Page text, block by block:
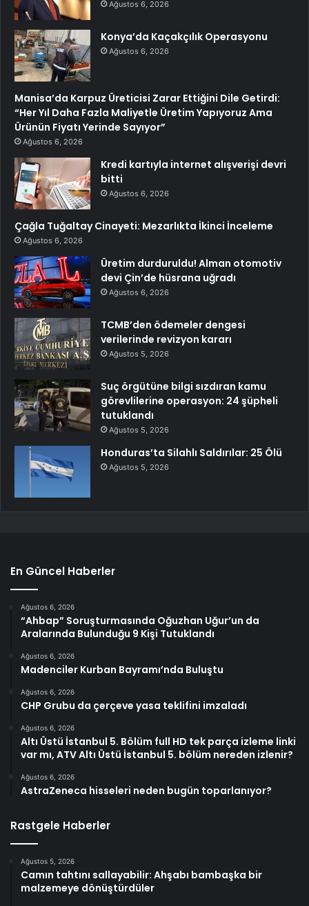
Ağustos 6, 2026
Konya’da Kaçakçılık Operasyonu
Ağustos 6, 2026
Manisa’da Karpuz Üreticisi Zarar Ettiğini Dile Getirdi:
“Her Yıl Daha Fazla Maliyetle Üretim Yapıyoruz Ama
Ürünün Fiyatı Yerinde Sayıyor”
Ağustos 6, 2026
Kredi kartıyla internet alışverişi devri
bitti
Ağustos 6, 2026
Çağla Tuğaltay Cinayeti: Mezarlıkta İkinci İnceleme
Ağustos 6, 2026
Üretim durduruldu! Alman otomotiv
devi Çin’de hüsrana uğradı
Ağustos 6, 2026
TCMB’den ödemeler dengesi
verilerinde revizyon kararı
Ağustos 5, 2026
Suç örgütüne bilgi sızdıran kamu
görevlilerine operasyon: 24 şüpheli
tutuklandı
Ağustos 5, 2026
Honduras’ta Silahlı Saldırılar: 25 Ölü
Ağustos 5, 2026
En Güncel Haberler
Ağustos 6, 2026
“Ahbap” Soruşturmasında Oğuzhan Uğur’un da
Aralarında Bulunduğu 9 Kişi Tutuklandı
Ağustos 6, 2026
Madenciler Kurban Bayramı’nda Buluştu
Ağustos 6, 2026
CHP Grubu da çerçeve yasa teklifini imzaladı
Ağustos 6, 2026
Altı Üstü İstanbul 5. Bölüm full HD tek parça izleme linki
var mı, ATV Altı Üstü İstanbul 5. bölüm nereden izlenir?
Ağustos 6, 2026
AstraZeneca hisseleri neden bugün toparlanıyor?
Rastgele Haberler
Ağustos 5, 2026
Camın tahtını sallayabilir: Ahşabı bambaşka bir
malzemeye dönüştürdüler